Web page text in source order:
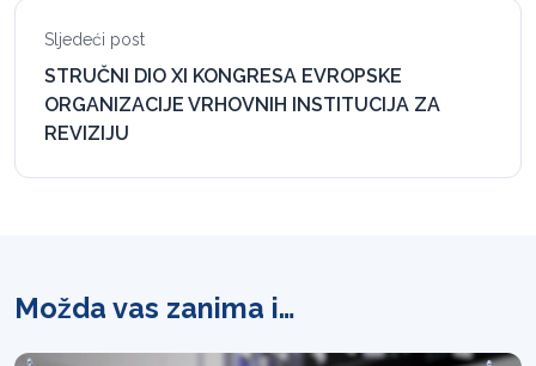
Sljedeći post
STRUČNI DIO XI KONGRESA EVROPSKE
ORGANIZACIJE VRHOVNIH INSTITUCIJA ZA
REVIZIJU
Možda vas zanima i…